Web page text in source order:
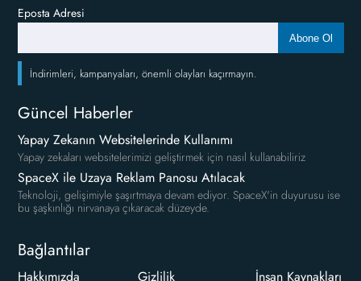
Eposta Adresi
Abone Ol
İndirimleri, kampanyaları, önemli olayları kaçırmayın.
Güncel Haberler
Yapay Zekanın Websitelerinde Kullanımı
Yapay zekaları websitelerimizi geliştirmek için nasıl kullanabiliriz
SpaceX ile Uzaya Reklam Panosu Atılacak
Teknoloji, gelişimiyle şaşırtmaya devam ediyor. SpaceX'in duyurusu ise
bu şaşkınlığı nirvanaya çıkaracak düzeyde.
Bağlantılar
Hakkımızda
Gizlilik
İnsan Kaynakları